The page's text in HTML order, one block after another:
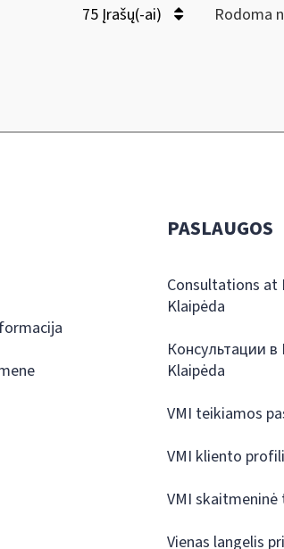
75 Įrašų(-ai) Rodoma
PASLAUGOS
Consultations at
Klaipėda
Консультации
Klaipėda
VMI teikiamos
VMI kliento
VMI
Vienas langelis